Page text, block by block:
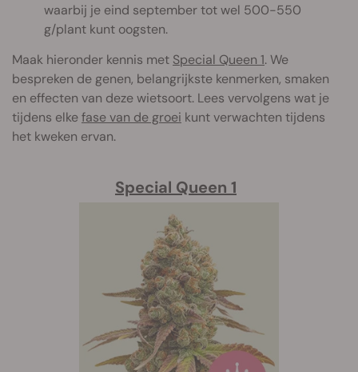
waarbij je eind september tot wel 500-550
g/plant kunt oogsten.
Maak hieronder kennis met Special Queen 1. We
bespreken de genen, belangrijkste kenmerken, smaken
en effecten van deze wietsoort. Lees vervolgens wat je
tijdens elkefase van de groei kunt verwachten tijdens
het kweken ervan.
Special Queen 1